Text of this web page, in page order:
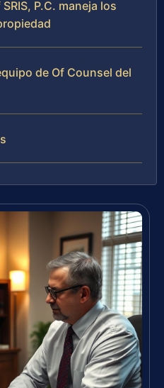
P.C. maneja los
de Of Counsel del